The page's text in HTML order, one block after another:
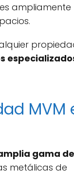
es ampliamente
MVM
gama de
metálicas de